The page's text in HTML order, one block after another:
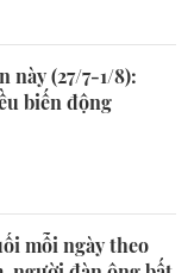
này (27/7-1/8):
biến động
mỗi ngày theo